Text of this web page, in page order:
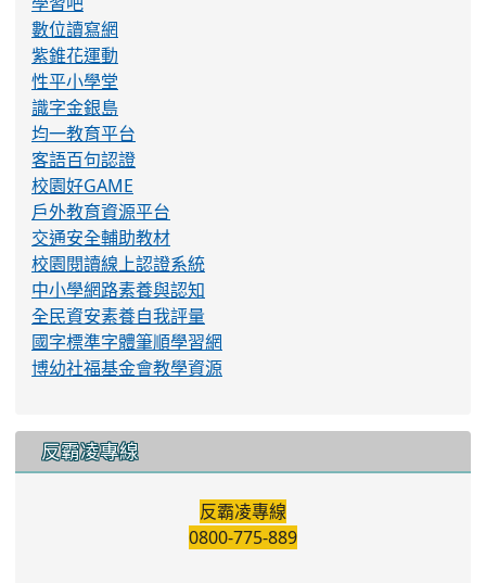
數位讀寫網
紫錐花運動
性平小學堂
識字金銀島
均一教育平台
客語百句認證
校園好GAME
戶外教育資源平台
交通安全輔助教材
校園閱讀線上認證系統
中小學網路素養與認知
全民資安素養自我評量
國字標準字體筆順學習網
博幼社福基金會教學資源
反霸凌專線
反霸凌專線
0800-775-889